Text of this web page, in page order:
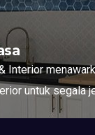
Interior
untuk segala